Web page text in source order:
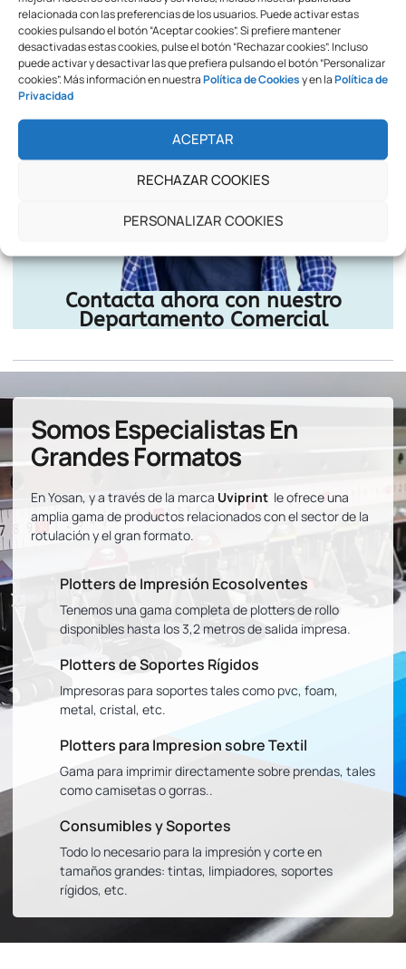
relacionada con las preferencias de los usuarios. Puede activar estas
cookies pulsando el botón “Aceptar cookies”. Si prefiere mantener
desactivadas estas cookies, pulse el botón “Rechazar cookies”. Incluso
puede activar y desactivar las que prefiera pulsando el botón “Personalizar
cookies”. Más información en nuestraPolítica de Cookiesy en laPolítica de
Privacidad
ACEPTAR
RECHAZAR COOKIES
PERSONALIZAR COOKIES
Contacta ahora con nuestro
Departamento Comercial
Somos Especialistas En
Grandes Formatos
En Yosan, y a través de la marca Uviprint le ofrece una
amplia gama de productos relacionados con el sector de la
rotulación y el gran formato.
Plotters de Impresión Ecosolventes
Tenemos una gama completa de plotters de rollo
disponibles hasta los 3,2 metros de salida impresa.
Plotters de Soportes Rígidos
Impresoras para soportes tales como pvc, foam,
metal, cristal, etc.
Plotters para Impresion sobre Textil
Gama para imprimir directamente sobre prendas, tales
como camisetas o gorras..
Consumibles y Soportes
Todo lo necesario para la impresión y corte en
tamaños grandes: tintas, limpiadores, soportes
rígidos, etc.